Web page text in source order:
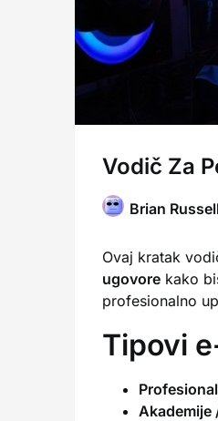
Vodič Za
Brian
Ovaj kratak
ugovore kako
profesionalno
Tipovi
Akademije